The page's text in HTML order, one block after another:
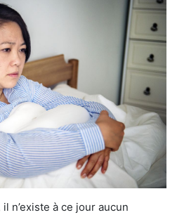
n’existe à ce jour aucun